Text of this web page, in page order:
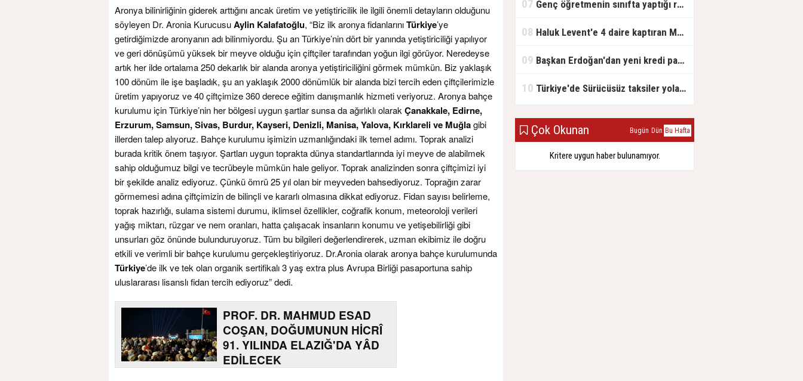
Aronya bilinirliğinin giderek arttığını ancak üretim ve yetiştiricilik ile ilgili önemli detayların olduğunu
söyleyen Dr. Aronia KurucusuAylin Kalafatoğlu, “Biz ilk aronya fidanlarınıTürkiye’ye
getirdiğimizde aronyanın adı bilinmiyordu. Şu an Türkiye’nin dört bir yanında yetiştiriciliği yapılıyor
ve geri dönüşümü yüksek bir meyve olduğu için çiftçiler tarafından yoğun ilgi görüyor. Neredeyse
artık her ilde ortalama 250 dekarlık bir alanda aronya yetiştiriciliğini görmek mümkün. Biz yaklaşık
100 dönüm ile işe başladık, şu an yaklaşık 2000 dönümlük bir alanda bizi tercih eden çiftçilerimizle
üretim yapıyoruz ve 40 çiftçimize 360 derece eğitim danışmanlık hizmeti veriyoruz. Aronya bahçe
kurulumu için Türkiye’nin her bölgesi uygun şartlar sunsa da ağırlıklı olarak Çanakkale, Edirne,
Erzurum, Samsun, Sivas, Burdur, Kayseri, Denizli, Manisa, Yalova, Kırklareli ve Muğlagibi
illerden talep alıyoruz. Bahçe kurulumu işimizin uzmanlığındaki ilk temel adımı. Toprak analizi
burada kritik önem taşıyor. Şartları uygun toprakta dünya standartlarında iyi meyve de alabilmek
sahip olduğumuz bilgi ve tecrübeyle mümkün hale geliyor. Toprak analizinden sonra çiftçimizi iyi
bir şekilde analiz ediyoruz. Çünkü ömrü 25 yıl olan bir meyveden bahsediyoruz. Toprağın zarar
görmemesi adına çiftçimizin de bilinçli ve kararlı olmasına dikkat ediyoruz. Fidan sayısı belirleme,
toprak hazırlığı, sulama sistemi durumu, iklimsel özellikler, coğrafik konum, meteoroloji verileri
yağış miktarı, rüzgar ve nem oranları, hatta çalışacak insanların konumu ve yetişebilirliği gibi
unsurları göz önünde bulunduruyoruz. Tüm bu bilgileri değerlendirerek, uzman ekibimiz ile doğru
etkili ve verimli bir bahçe kurulumu gerçekleştiriyoruz. Dr.Aronia olarak aronya bahçe kurulumunda
Türkiye’de ilk ve tek olan organik sertifikalı 3 yaş extra plus Avrupa Birliği pasaportuna sahip
uluslararası lisanslı fidan tercih ediyoruz” dedi.
PROF. DR. MAHMUD ESAD
COŞAN, DOĞUMUNUN HİCRÎ
91. YILINDA ELAZIĞ'DA YÂD
EDİLECEK
07 Genç öğretmenin sınıfta yaptığı rezil paylaşım
08 Haluk Levent'e 4 daire kaptıran Müteahhit soluğu savcılıkta aldı
09 Başkan Erdoğan'dan yeni kredi paketi müjdesi: 6 ay geri ödemesiz, 36 ay vadeli
10 Türkiye'de Sürücüsüz taksiler yola çıkmaya hazırlanıyor
Çok Okunan Bugün Dün Bu Hafta
Kritere uygun haber bulunamıyor.